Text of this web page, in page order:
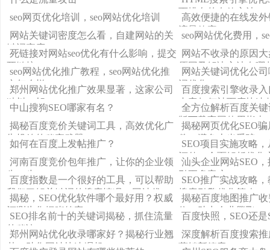
页排名的有效方法
seo网页优化培训，seo网站优化培训
高效便捷的在线发
流量效率
网站关键词密度怎么看，自建网站的关
键词密度
seo网站优化费用，
死链接对网站seo优化有什么影响，提交
死链接
网站不收录的原因
原因及解决方法有哪
seo网站优化推广教程，seo网站优化推
广怎么样
网站关键词优化公
词优化
郑州网站优化推广效果显著，这家公司
独树一帜！
百度搜索引擎收录
内容如何被百度快速
中山搜狗SEO哪家有名？
全方位解析百度关
版下载官网使用指南
揭秘百度竞价关键词工具，高效优化广
告投放的秘密武器
揭秘网页优化SEO
伪，避免上当受骗
如何在百度上发帖推广？
SEO项目实施攻略
评估，全面解析优化
河南百度竞价包年推广，让你的企业领
先一步！
汕头企业网站SEO
引更多客户
百度指数是一个很好的工具，可以帮助
我们了解关键词的搜索情况，网站优
化、广告投放等方面都有很大的作用。
但是，如何找到适合的关键词呢？下
面，我将为大家介绍一些方法。
SEO推广实战攻略
搜索引擎优化策略
揭秘，SEO优化软件哪个最好用？权威
评测为您揭晓答案！
揭秘百度地图推广
位，助力企业腾飞
SEO排名前十的关键词揭秘，抓住流量
的秘诀！
百度快照，SEO还是
郑州网站优化收录哪家好？揭秘行业翘
楚，助您网站快速崛起！
深度解析百度搜索
营销新篇章